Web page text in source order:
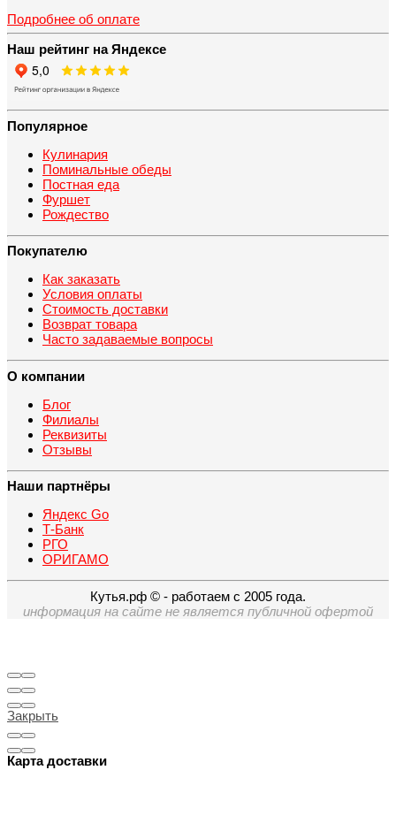
Подробнее об оплате
Наш рейтинг на Яндексе
Популярное
Кулинария
Поминальные обеды
Постная еда
Фуршет
Рождество
Покупателю
Как заказать
Условия оплаты
Стоимость доставки
Возврат товара
Часто задаваемые вопросы
О компании
Блог
Филиалы
Реквизиты
Отзывы
Наши партнёры
Яндекс Go
Т-Банк
РГО
ОРИГАМО
Кутья.рф © - работаем с 2005 года.
информация на сайте не является публичной офертой
Закрыть
Карта доставки